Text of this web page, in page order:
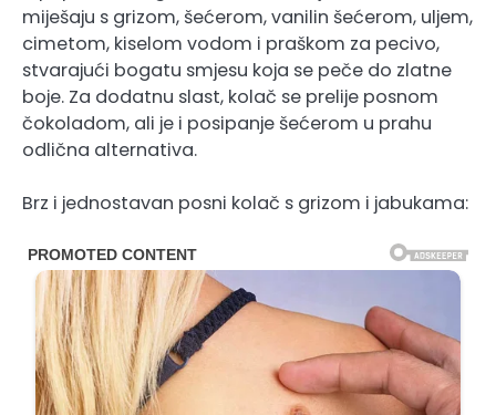
miješaju s grizom, šećerom, vanilin šećerom, uljem,
cimetom, kiselom vodom i praškom za pecivo,
stvarajući bogatu smjesu koja se peče do zlatne
boje. Za dodatnu slast, kolač se prelije posnom
čokoladom, ali je i posipanje šećerom u prahu
odlična alternativa.
Brz i jednostavan posni kolač s grizom i jabukama: